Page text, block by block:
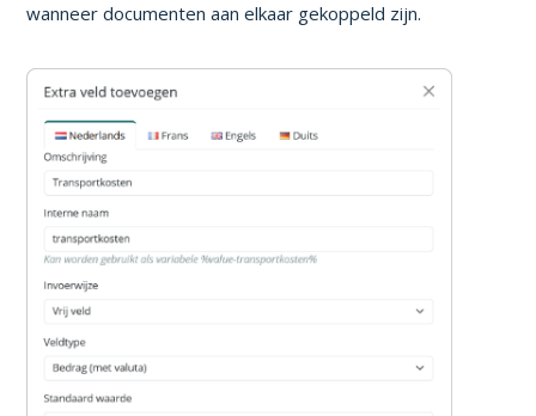
wanneer documenten aan elkaar gekoppeld zijn.